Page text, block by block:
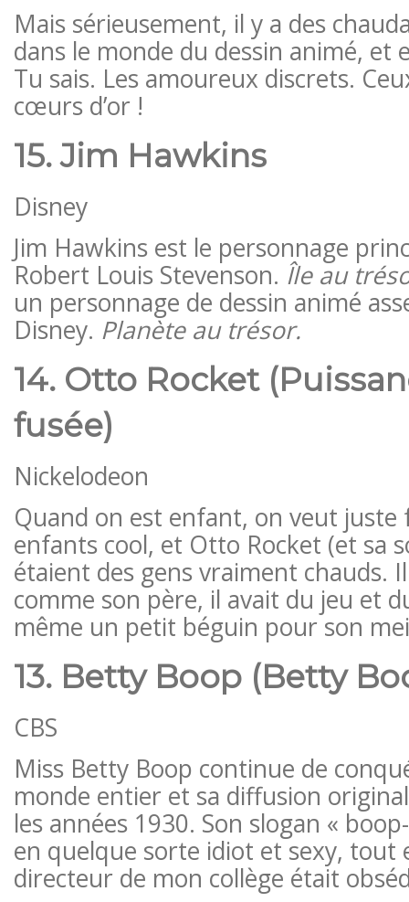
Mais sérieusement, il y a des
dans le monde du dessin animé, et
Tu sais. Les amoureux discrets.
cœurs d’or !
15. Jim Hawkins
Disney
Jim Hawkins est le personnage
Robert Louis Stevenson. Île au
un personnage de dessin animé
Disney. Planète au trésor.
14. Otto Rocket
fusée)
Nickelodeon
Quand on est enfant, on veut juste
enfants cool, et Otto Rocket (et sa
étaient des gens vraiment chauds.
comme son père, il avait du jeu et
même un petit béguin pour son
13. Betty Boop (Betty
CBS
Miss Betty Boop continue de
monde entier et sa diffusion
les années 1930. Son slogan «
en quelque sorte idiot et sexy, tout
directeur de mon collège était